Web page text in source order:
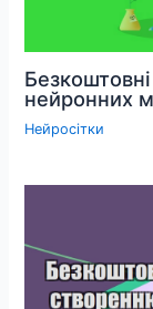
нейронних
Нейросітки